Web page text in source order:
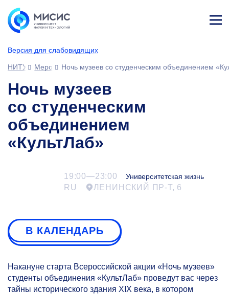
Версия для слабовидящих
ине
НИТУ МИСИСМероприятияНочь музеев со студенческим объединением
Ночь музеев
со студенческим
объединением
«КультЛаб»
19:00—23:00 Университетская жизнь
RU ЛЕНИНСКИЙ ПР-Т, 6
В КАЛЕНДАРЬ
Накануне старта Всероссийской акции «Ночь музеев»
студенты объединения «КультЛаб» проведут вас через
тайны исторического здания XIX века, в котором